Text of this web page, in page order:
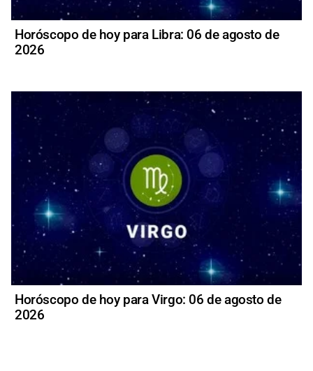
Horóscopo de hoy para Libra: 06 de agosto de
2026
Horóscopo de hoy para Virgo: 06 de agosto de
2026